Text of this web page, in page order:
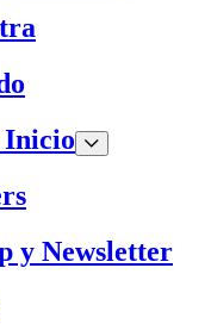
Inicio
y Newsletter